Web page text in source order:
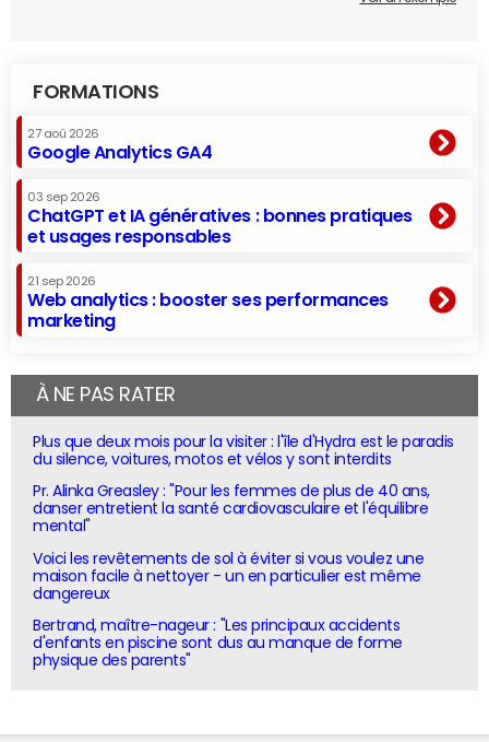
FORMATIONS
27 aoû 2026
Google Analytics GA4
03 sep 2026
ChatGPT et IA génératives : bonnes pratiques
et usages responsables
21 sep 2026
Web analytics : booster ses performances
marketing
À NE PAS RATER
Plus que deux mois pour la visiter : l'île d'Hydra est le paradis
du silence, voitures, motos et vélos y sont interdits
Pr. Alinka Greasley : "Pour les femmes de plus de 40 ans,
danser entretient la santé cardiovasculaire et l'équilibre
mental"
Voici les revêtements de sol à éviter si vous voulez une
maison facile à nettoyer - un en particulier est même
dangereux
Bertrand, maître-nageur : "Les principaux accidents
d'enfants en piscine sont dus au manque de forme
physique des parents"